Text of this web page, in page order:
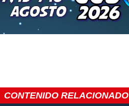
CONTENIDO RELACIONADO